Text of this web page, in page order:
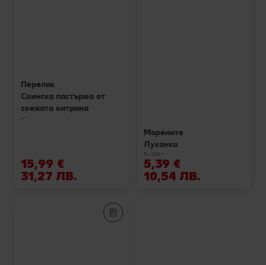
Перелик
Свинска пастърма от
свежата витрина
кг
15,99 €
31,27 ЛВ.
Морените
Луканка
3 х 250 г
5,39 €
10,54 ЛВ.